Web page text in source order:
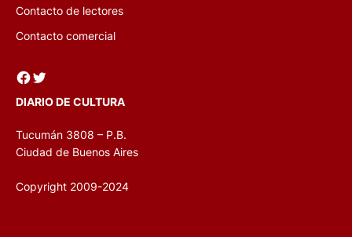
Contacto de lectores
Contacto comercial
Facebook Twitter
DIARIO DE CULTURA
Tucumán 3808 – P.B.
Ciudad de Buenos Aires
Copyright 2009-2024